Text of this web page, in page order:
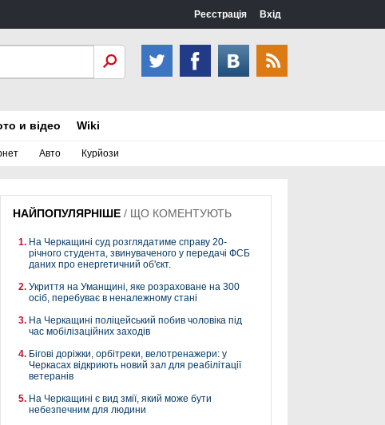
Реєстрація Вхід
Авто Курйози
и відео Wiki
НАЙПОПУЛЯРНІШЕ / ЩО КОМЕНТУЮТЬ
На Черкащині суд розглядатиме справу 20-
річного студента, звинуваченого у передачі ФСБ
даних про енергетичний об'єкт.
Укриття на Уманщині, яке розраховане на 300
осіб, перебуває в неналежному стані
На Черкащині поліцейський побив чоловіка під
час мобілізаційних заходів
Бігові доріжки, орбітреки, велотренажери: у
Черкасах відкриють новий зал для реабілітації
ветеранів
На Черкащині є вид змії, який може бути
небезпечним для людини